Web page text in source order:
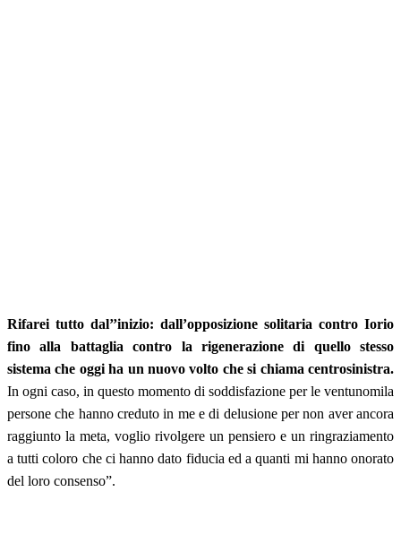
Rifarei tutto dal’’inizio: dall’opposizione solitaria contro Iorio
fino alla battaglia contro la rigenerazione di quello stesso
sistema che oggi ha un nuovo volto che si chiama centrosinistra.
In ogni caso, in questo momento di soddisfazione per le ventunomila
persone che hanno creduto in me e di delusione per non aver ancora
raggiunto la meta, voglio rivolgere un pensiero e un ringraziamento
a tutti coloro che ci hanno dato fiducia ed a quanti mi hanno onorato
del loro consenso”.